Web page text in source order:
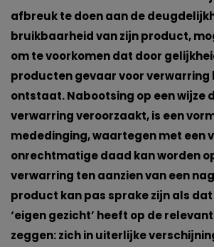
afbreuk te doen aan de
bruikbaarheid van zijn product,
om te voorkomen dat door
producten gevaar voor verwarring
ontstaat. Nabootsing op een wijze
verwarring veroorzaakt, is een
mededinging, waartegen met een
onrechtmatige daad kan worden
verwarring ten aanzien van een
product kan pas sprake zijn als
‘eigen gezicht’ heeft op de
zeggen: zich in uiterlijke